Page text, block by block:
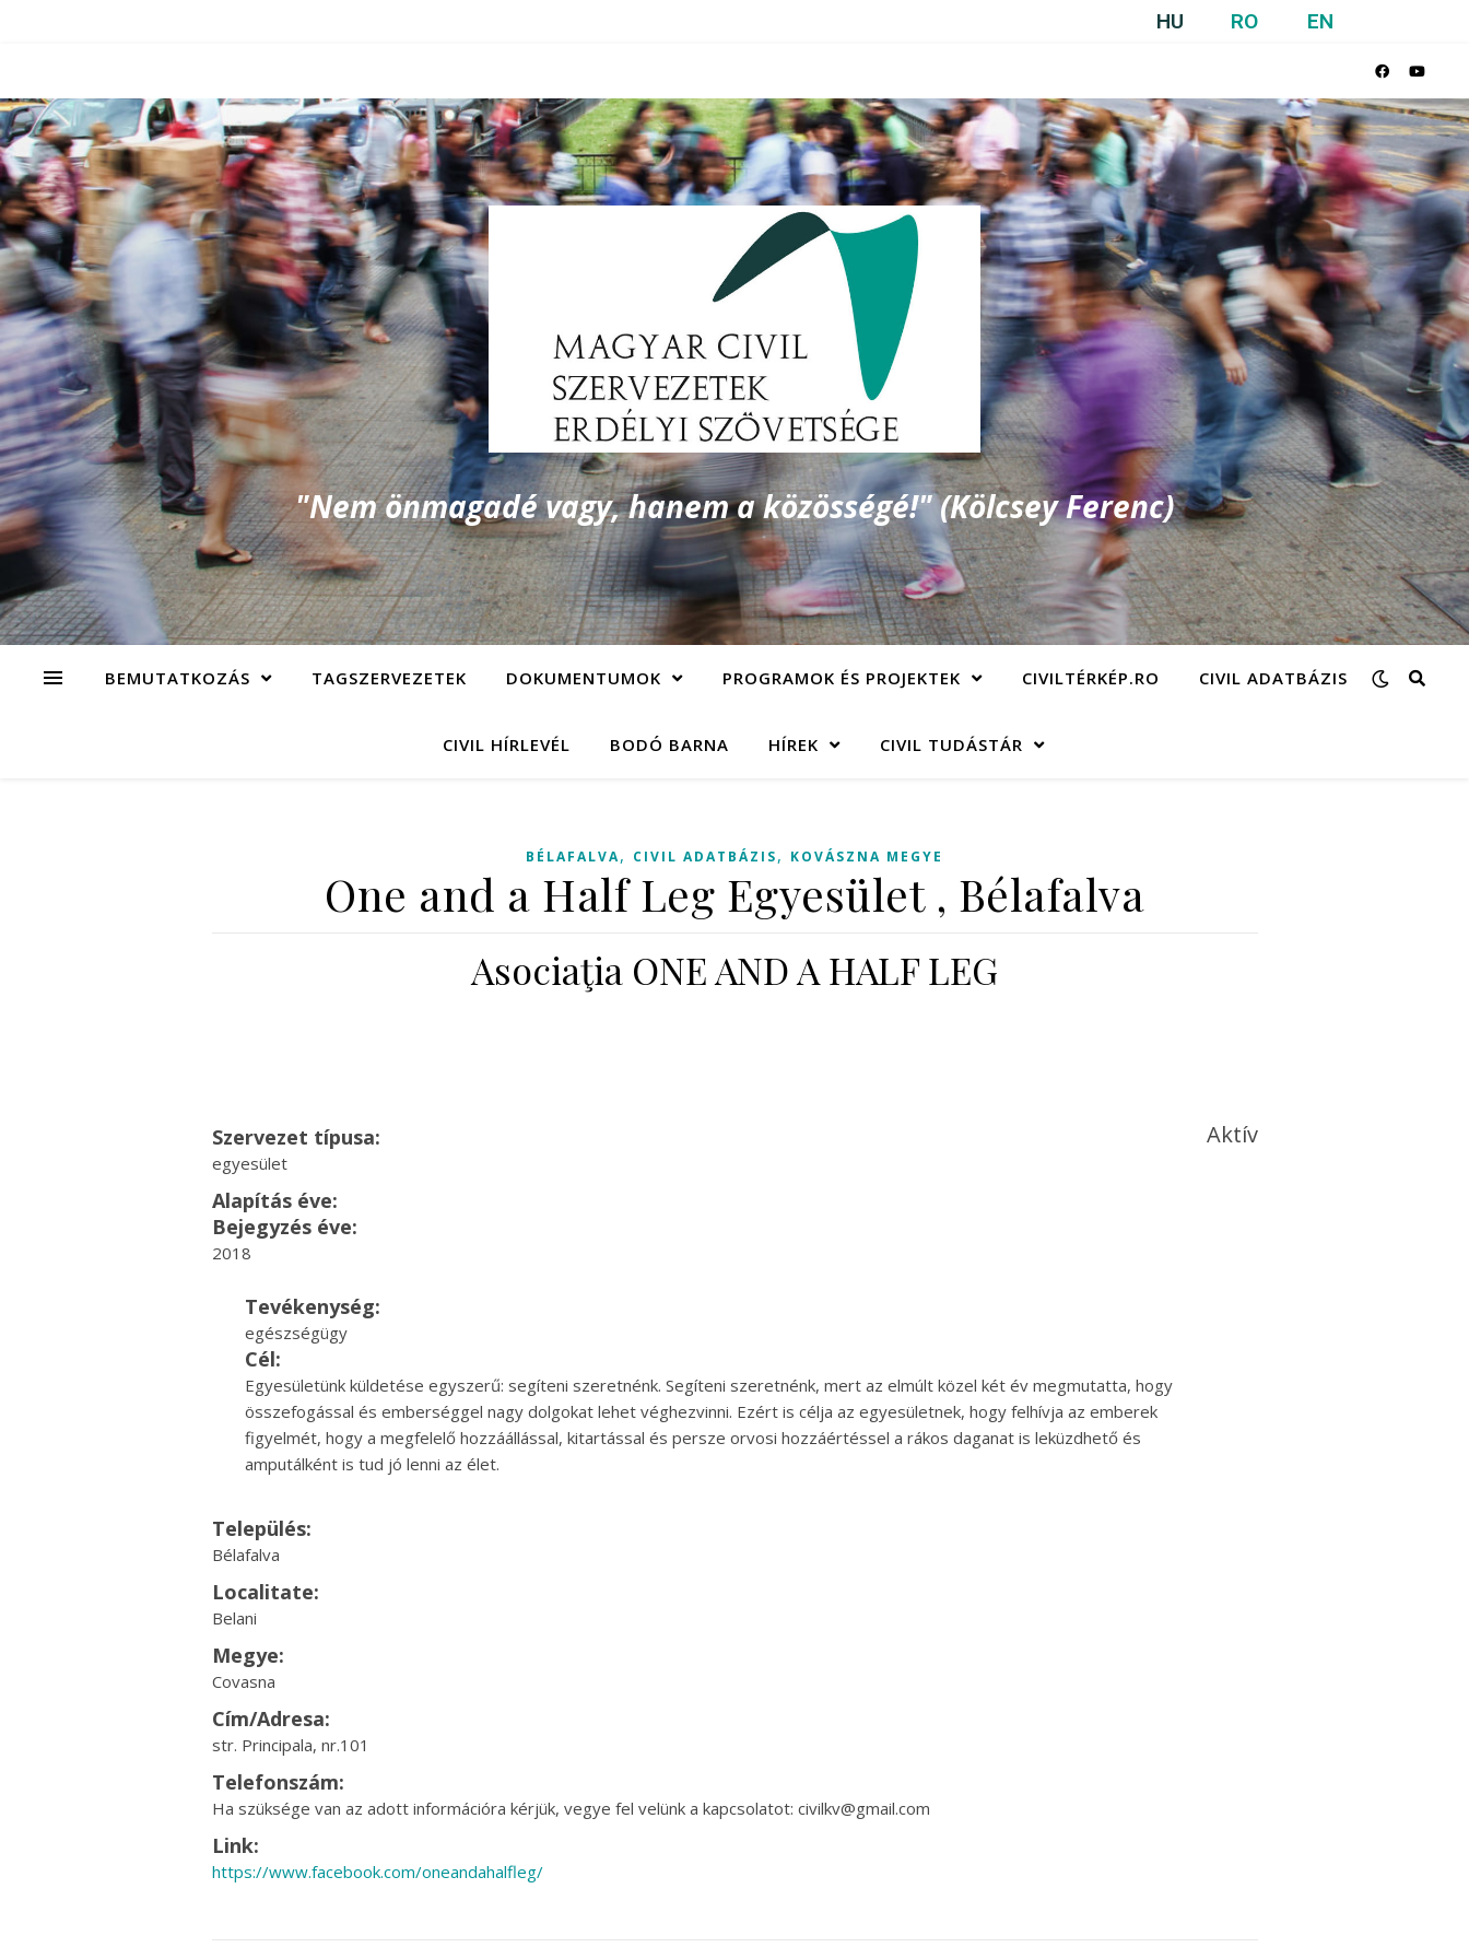
HU RO EN
"Nem önmagadé vagy, hanem a közösségé!" (Kölcsey Ferenc)
BEMUTATKOZÁS TAGSZERVEZETEK DOKUMENTUMOK PROGRAMOK ÉS PROJEKTEK CIVILTÉRKÉP.RO CIVIL ADATBÁZIS
CIVIL HÍRLEVÉL BODÓ BARNA HÍREK CIVIL TUDÁSTÁR
BÉLAFALVA, CIVIL ADATBÁZIS, KOVÁSZNA MEGYE
One and a Half Leg Egyesület , Bélafalva
Asociaţia ONE AND A HALF LEG
Szervezet típusa:
egyesület
Aktív
Alapítás éve:
Bejegyzés éve:
2018
Tevékenység:
egészségügy
Cél:
Egyesületünk küldetése egyszerű: segíteni szeretnénk. Segíteni szeretnénk, mert az elmúlt közel két év megmutatta, hogy
összefogással és emberséggel nagy dolgokat lehet véghezvinni. Ezért is célja az egyesületnek, hogy felhívja az emberek
figyelmét, hogy a megfelelő hozzáállással, kitartással és persze orvosi hozzáértéssel a rákos daganat is leküzdhető és
amputálként is tud jó lenni az élet.
Település:
Bélafalva
Localitate:
Belani
Megye:
Covasna
Cím/Adresa:
str. Principala, nr.101
Telefonszám:
Ha szüksége van az adott információra kérjük, vegye fel velünk a kapcsolatot: civilkv@gmail.com
Link:
https://www.facebook.com/oneandahalfleg/